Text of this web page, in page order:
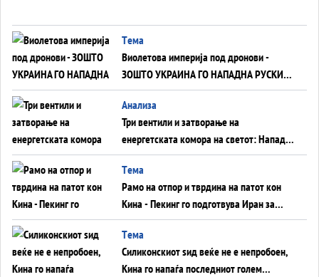
Tема
Виолетова империја под дронови -
ЗОШТО УКРАИНА ГО НАПАДНА РУСКИОТ
WILDBERRIES
Aнализа
Три вентили и затворање на
енергетската комора на светот: Нападот
во Суец најавува глобален енергетски
инфаркт?
Tема
Рамо на отпор и тврдина на патот кон
Кина - Пекинг го подготвува Иран за
американска копнена инвазија
Tема
Силиконскиот ѕид веќе не е непробоен,
Кина го напаѓа последниот голем